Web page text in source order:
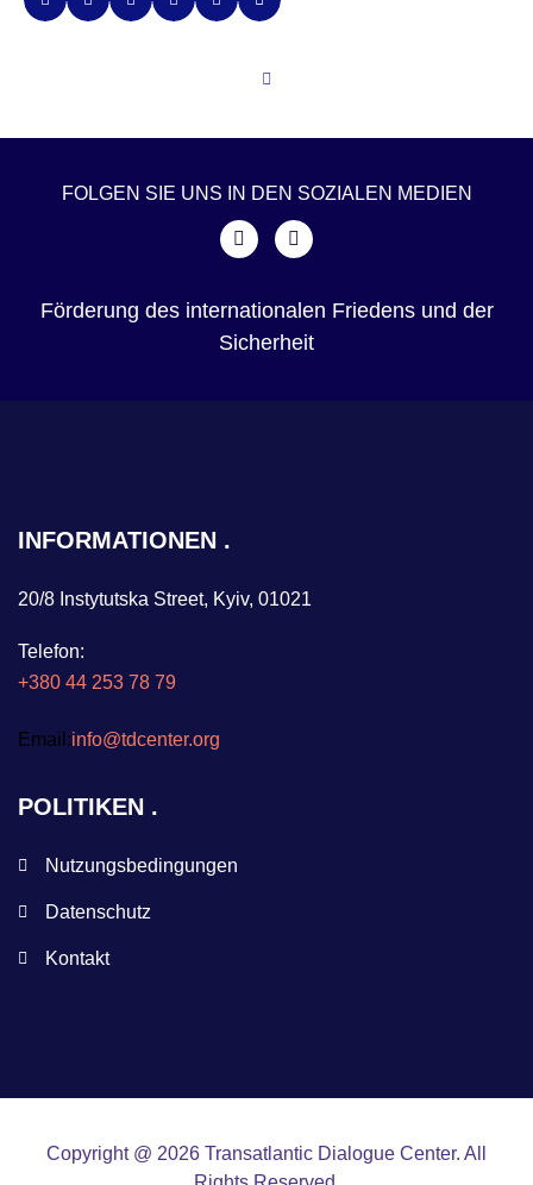
FOLGEN SIE UNS IN DEN SOZIALEN MEDIEN
Förderung des internationalen Friedens und der
Sicherheit
INFORMATIONEN
20/8 Instytutska Street, Kyiv, 01021
Telefon:
+380 44 253 78 79
Email:info@tdcenter.org
POLITIKEN
Nutzungsbedingungen
Datenschutz
Kontakt
Copyright @ 2026 Transatlantic Dialogue Center. All